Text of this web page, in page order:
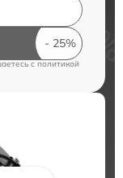
cполитикой